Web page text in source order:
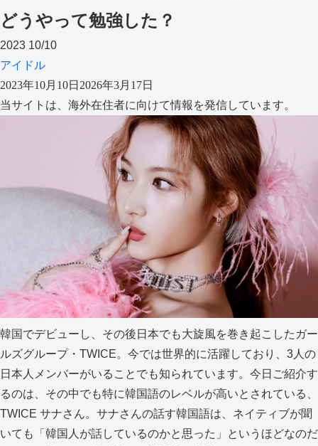
どうやって勉強した？
2023 10/10
アイドル
2023年10月10日 2026年3月17日
当サイトは、海外在住者に向けて情報を発信しています。
韓国でデビューし、その後日本でも大旋風を巻き起こしたガー
ルズグループ・TWICE。今では世界的に活躍しており、3人の
日本人メンバーがいることでも知られています。今日ご紹介す
るのは、その中でも特に韓国語のレベルが高いとされている、
TWICE サナさん。サナさんの話す韓国語は、ネイティブが聞
いても「韓国人が話しているのかと思った」というほどなのだ